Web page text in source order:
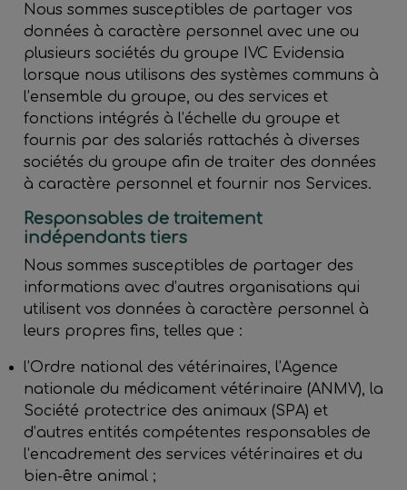
Nous sommes susceptibles de partager vos
données à caractère personnel avec une ou
plusieurs sociétés du groupe IVC Evidensia
lorsque nous utilisons des systèmes communs à
l’ensemble du groupe, ou des services et
fonctions intégrés à l’échelle du groupe et
fournis par des salariés rattachés à diverses
sociétés du groupe afin de traiter des données
à caractère personnel et fournir nos Services.
Responsables de traitement
indépendants tiers
Nous sommes susceptibles de partager des
informations avec d’autres organisations qui
utilisent vos données à caractère personnel à
leurs propres fins, telles que :
l’Ordre national des vétérinaires, l’Agence
nationale du médicament vétérinaire (ANMV), la
Société protectrice des animaux (SPA) et
d’autres entités compétentes responsables de
l’encadrement des services vétérinaires et du
bien-être animal ;